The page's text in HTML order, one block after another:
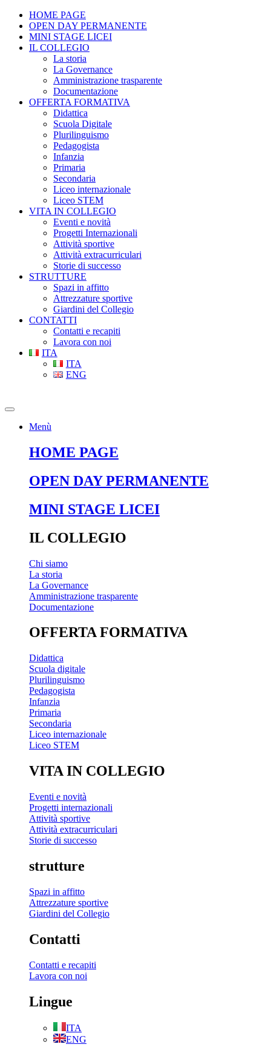
HOME PAGE
OPEN DAY PERMANENTE
MINI STAGE LICEI
IL COLLEGIO
La storia
La Governance
Amministrazione trasparente
Documentazione
OFFERTA FORMATIVA
Didattica
Scuola Digitale
Plurilinguismo
Pedagogista
Infanzia
Primaria
Secondaria
Liceo internazionale
Liceo STEM
VITA IN COLLEGIO
Eventi e novità
Progetti Internazionali
Attività sportive
Attività extracurriculari
Storie di successo
STRUTTURE
Spazi in affitto
Attrezzature sportive
Giardini del Collegio
CONTATTI
Contatti e recapiti
Lavora con noi
ITA
ITA
ENG
Menù
HOME PAGE
OPEN DAY PERMANENTE
MINI STAGE LICEI
IL COLLEGIO
Chi siamo
La storia
La Governance
Amministrazione trasparente
Documentazione
OFFERTA FORMATIVA
Didattica
Scuola digitale
Plurilinguismo
Pedagogista
Infanzia
Primaria
Secondaria
Liceo internazionale
Liceo STEM
VITA IN COLLEGIO
Eventi e novità
Progetti internazionali
Attività sportive
Attività extracurriculari
Storie di successo
strutture
Spazi in affitto
Attrezzature sportive
Giardini del Collegio
Contatti
Contatti e recapiti
Lavora con noi
Lingue
ITA
ENG